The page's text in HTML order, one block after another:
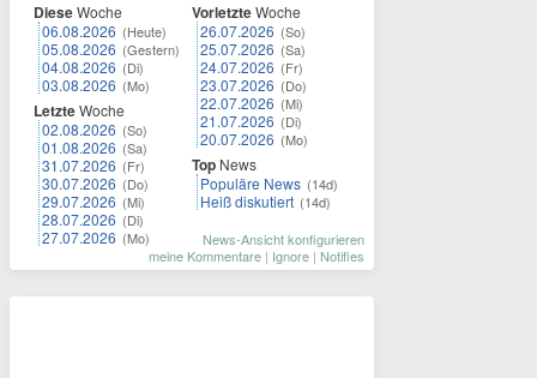
DieseWoche
06.08.2026 (Heute)
05.08.2026 (Gestern)
04.08.2026 (Di)
03.08.2026 (Mo)
LetzteWoche
02.08.2026 (So)
01.08.2026 (Sa)
31.07.2026 (Fr)
30.07.2026 (Do)
29.07.2026 (Mi)
28.07.2026 (Di)
27.07.2026 (Mo)
VorletzteWoche
26.07.2026 (So)
25.07.2026 (Sa)
24.07.2026 (Fr)
23.07.2026 (Do)
22.07.2026 (Mi)
21.07.2026 (Di)
20.07.2026 (Mo)
Top News
Populäre News (14d)
Heiß diskutiert (14d)
News-Ansicht konfigurieren
meine Kommentare | Ignore | Notifies